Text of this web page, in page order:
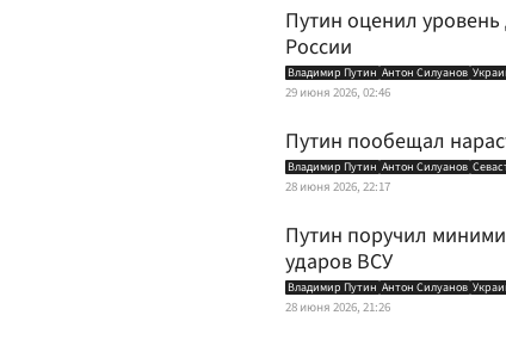
Путин оценил
России
Владимир Путин Антон Силуанов
29 июня 2026, 02:46
Путин пообещал
Владимир Путин Антон Силуанов
28 июня 2026, 22:17
Путин поручил
ударов ВСУ
Владимир Путин Антон Силуанов
28 июня 2026, 21:26